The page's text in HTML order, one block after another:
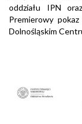
oddziału IPN
Premierowy
Dolnośląskim